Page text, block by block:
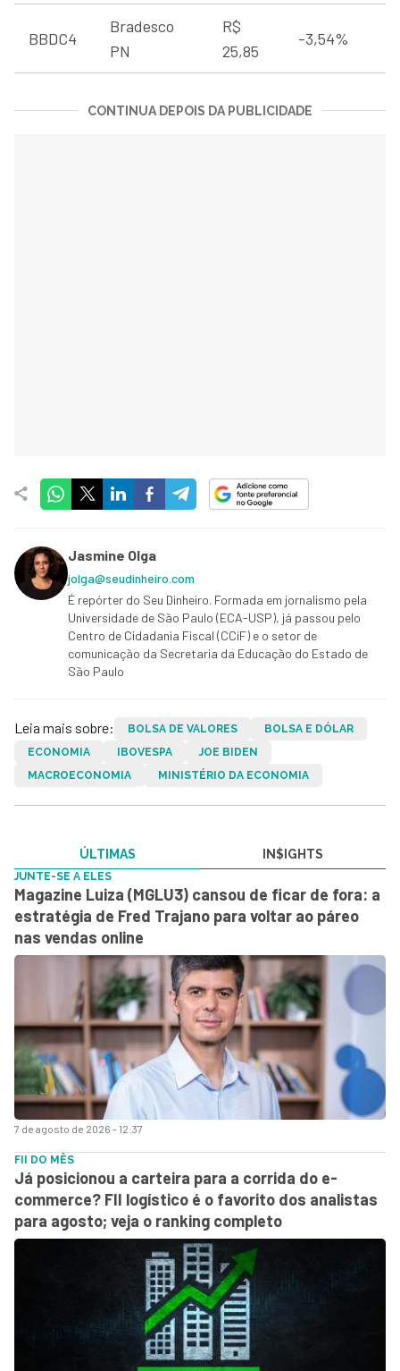
BBDC4
Bradesco
PN
R$
25,85
-3,54%
CONTINUA DEPOIS DA PUBLICIDADE
Jasmine Olga
jolga@seudinheiro.com
É repórter do Seu Dinheiro. Formada em jornalismo pela
Universidade de São Paulo (ECA-USP), já passou pelo
Centro de Cidadania Fiscal (CCiF) e o setor de
comunicação da Secretaria da Educação do Estado de
São Paulo
Leia mais sobre: BOLSA DE VALORES
BOLSA E DÓLAR
ECONOMIA
IBOVESPA
JOE BIDEN
MACROECONOMIA
MINISTÉRIO DA ECONOMIA
ÚLTIMAS IN$IGHTS
7 de agosto de 2026 - 12:37
JUNTE-SE A ELES
Magazine Luiza (MGLU3) cansou de ficar de fora: a
estratégia de Fred Trajano para voltar ao páreo
nas vendas online
FII DO MÊS
Já posicionou a carteira para a corrida do e-
commerce? FII logístico é o favorito dos analistas
para agosto; veja o ranking completo